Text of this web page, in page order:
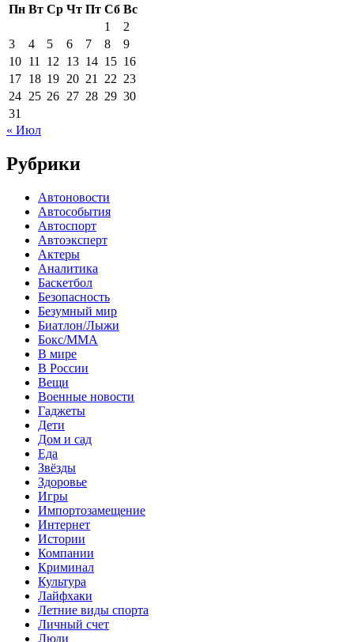
Пн Вт Ср Чт Пт Сб Вс
1
2
3
4 5 6 7 8
9
10 11 12 13 14 15 16
17 18 19 20 21 22 23
24 25 26 27 28 29 30
31
« Июл
Рубрики
Автоновости
Автособытия
Автоспорт
Автоэксперт
Актеры
Аналитика
Баскетбол
Безопасность
Безумный мир
Биатлон/Лыжи
Бокс/MMA
В мире
В России
Вещи
Военные новости
Гаджеты
Дети
Дом и сад
Еда
Звёзды
Здоровье
Игры
Импортозамещение
Интернет
Истории
Компании
Криминал
Культура
Лайфхаки
Летние виды спорта
Личный счет
Люди